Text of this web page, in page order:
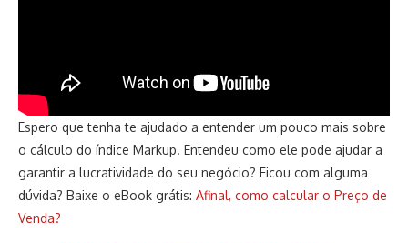
Espero que tenha te ajudado a entender um pouco mais sobre
o cálculo do índice Markup. Entendeu como ele pode ajudar a
garantir a lucratividade do seu negócio? Ficou com alguma
dúvida? Baixe o eBook grátis: Afinal, como calcular o Preço de
Venda?